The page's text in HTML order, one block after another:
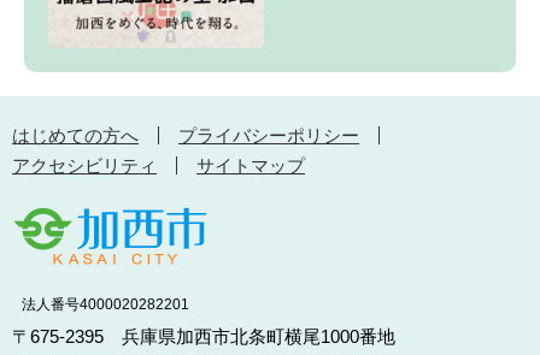
はじめての方へ
プライバシーポリシー
アクセシビリティ
サイトマップ
法人番号4000020282201
〒675-2395 兵庫県加西市北条町横尾1000番地